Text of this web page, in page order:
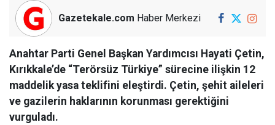
Gazetekale.com Haber Merkezi
Anahtar Parti Genel Başkan Yardımcısı Hayati Çetin,
Kırıkkale’de “Terörsüz Türkiye” sürecine ilişkin 12
maddelik yasa teklifini eleştirdi. Çetin, şehit aileleri
ve gazilerin haklarının korunması gerektiğini
vurguladı.